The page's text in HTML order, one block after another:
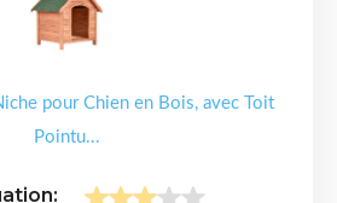
pour Chien en Bois, avec Toit
Pointu...